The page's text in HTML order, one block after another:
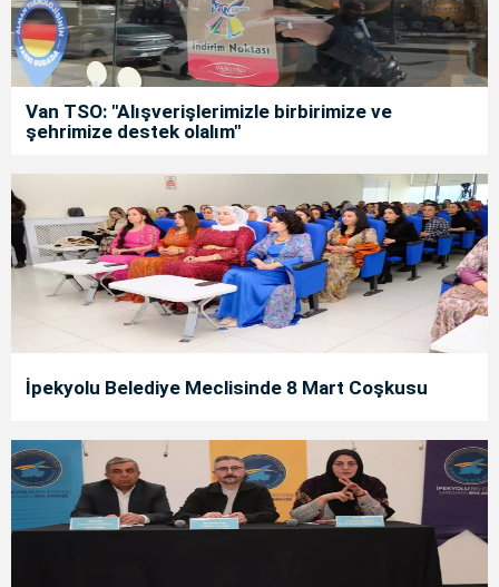
Van TSO: "Alışverişlerimizle birbirimize ve
şehrimize destek olalım"
İpekyolu Belediye Meclisinde 8 Mart Coşkusu